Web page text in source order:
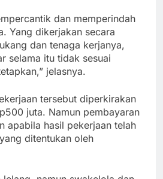
dan memperindah
Yang dikerjakan secara
dan tenaga kerjanya,
selama itu tidak sesuai
jelasnya.
tersebut diperkirakan
juta. Namun pembayaran
apabila hasil pekerjaan telah
ditentukan oleh